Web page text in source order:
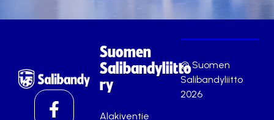
Suomen
Salibandyliitto
ry
Alakiventie
© Suomen
Salibandyliitto
2026